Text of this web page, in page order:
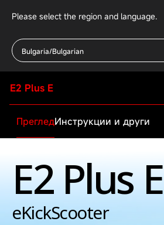
Please select the region and language.
Bulgaria/Bulgarian
E2 Plus E
ПрегледИнструкции и други
E2 Plus E
eKickScooter